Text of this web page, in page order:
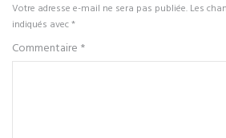
Votre adresse e-mail ne sera pas publiée. Les
indiqués avec*
Commentaire *